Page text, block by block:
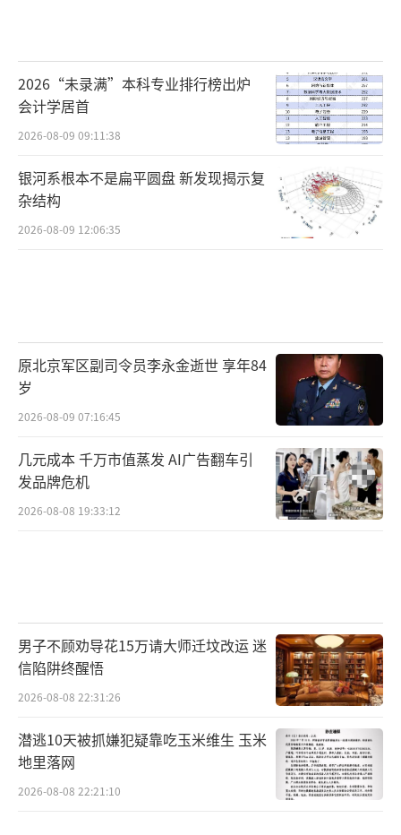
2026“未录满”本科专业排行榜出炉
会计学居首
2026-08-09 09:11:38
银河系根本不是扁平圆盘 新发现揭示复
杂结构
2026-08-09 12:06:35
原北京军区副司令员李永金逝世 享年84
岁
2026-08-09 07:16:45
几元成本 千万市值蒸发 AI广告翻车引
发品牌危机
2026-08-08 19:33:12
男子不顾劝导花15万请大师迁坟改运 迷
信陷阱终醒悟
2026-08-08 22:31:26
潜逃10天被抓嫌犯疑靠吃玉米维生 玉米
地里落网
2026-08-08 22:21:10